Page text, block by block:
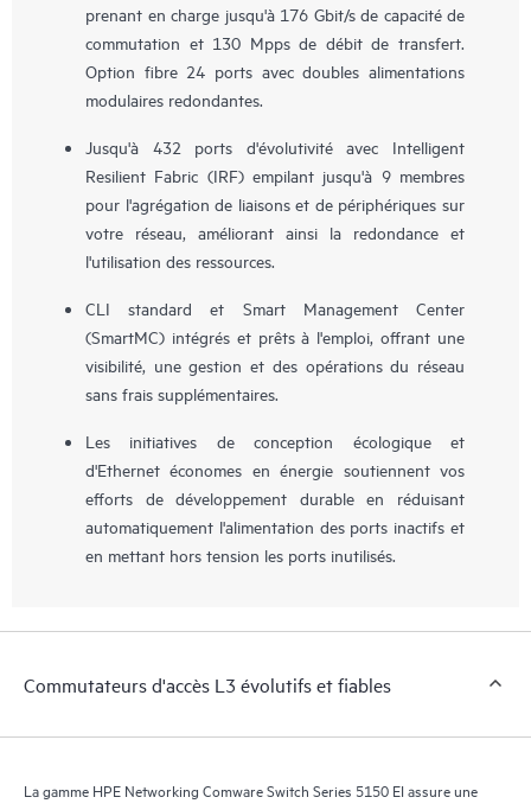
prenant en charge jusqu'à 176 Gbit/s de capacité de
commutation et 130 Mpps de débit de transfert.
Option fibre 24 ports avec doubles alimentations
modulaires redondantes.
Jusqu'à 432 ports d'évolutivité avec Intelligent
Resilient Fabric (IRF) empilant jusqu'à 9 membres
pour l'agrégation de liaisons et de périphériques sur
votre réseau, améliorant ainsi la redondance et
l'utilisation des ressources.
CLI standard et Smart Management Center
(SmartMC) intégrés et prêts à l'emploi, offrant une
visibilité, une gestion et des opérations du réseau
sans frais supplémentaires.
Les initiatives de conception écologique et
d'Ethernet économes en énergie soutiennent vos
efforts de développement durable en réduisant
automatiquement l'alimentation des ports inactifs et
en mettant hors tension les ports inutilisés.
Commutateurs d'accès L3 évolutifs et fiables
La gamme HPE Networking Comware Switch Series 5150 EI assure une